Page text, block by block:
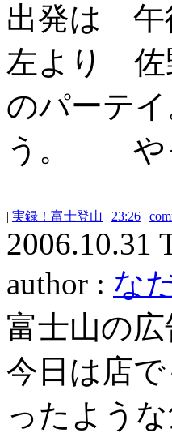
出発は 午
左より 佐
のパーテ
う。 やっ
| 実録！富士登山 | 23:26 |
2006.10.31
author : な
富士山の広
今日は店
ったよう